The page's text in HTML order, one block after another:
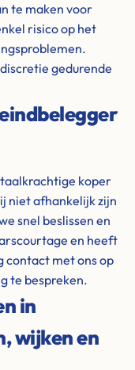
te maken voor
risico op het
gedurende
koper
niet afhankelijk zijn
snel beslissen en
en heeft
contact met ons op
te bespreken.
in
wijken en